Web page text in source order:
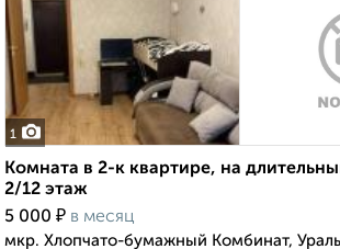
1
Комната в 2-к квартире, на
2/12 этаж
5 000 ₽ в месяц
мкр. Хлопчато-бумажный Комбинат,